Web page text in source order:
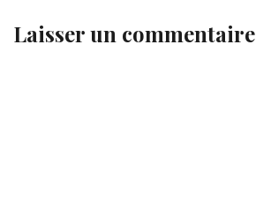
Laisser un commentaire